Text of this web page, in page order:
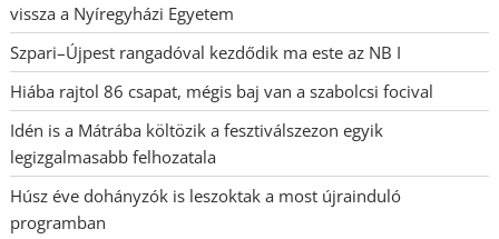
vissza a Nyíregyházi Egyetem
Szpari–Újpest rangadóval kezdődik ma este az NB I
Hiába rajtol 86 csapat, mégis baj van a szabolcsi focival
Idén is a Mátrába költözik a fesztiválszezon egyik
legizgalmasabb felhozatala
Húsz éve dohányzók is leszoktak a most újrainduló
programban